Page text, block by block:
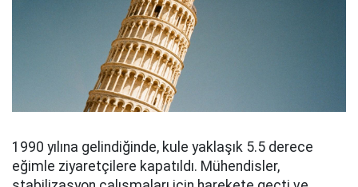
1990 yılına gelindiğinde, kule yaklaşık 5.5 derece
eğimle ziyaretçilere kapatıldı. Mühendisler,